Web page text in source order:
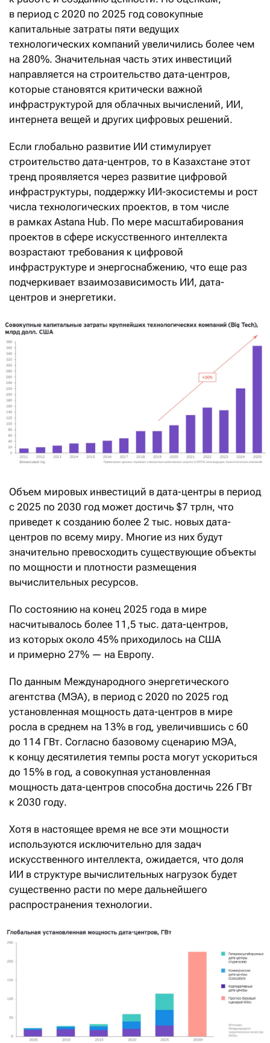
в период с 2020 по 2025 год совокупные
капитальные затраты пяти ведущих
технологических компаний увеличились более чем
на 280%. Значительная часть этих инвестиций
направляется на строительство дата-центров,
которые становятся критически важной
инфраструктурой для облачных вычислений, ИИ,
интернета вещей и других цифровых решений.
Если глобально развитие ИИ стимулирует
строительство дата-центров, то в Казахстане этот
тренд проявляется через развитие цифровой
инфраструктуры, поддержку ИИ-экосистемы и рост
числа технологических проектов, в том числе
в рамках Astana Hub. По мере масштабирования
проектов в сфере искусственного интеллекта
возрастают требования к цифровой
инфраструктуре и энергоснабжению, что еще раз
подчеркивает взаимозависимость ИИ, дата-
центров и энергетики.
Объем мировых инвестиций в дата-центры в период
с 2025 по 2030 год может достичь $7 трлн, что
приведет к созданию более 2 тыс. новых дата-
центров по всему миру. Многие из них будут
значительно превосходить существующие объекты
по мощности и плотности размещения
вычислительных ресурсов.
По состоянию на конец 2025 года в мире
насчитывалось более 11,5 тыс. дата-центров,
из которых около 45% приходилось на США
и примерно 27% — на Европу.
По данным Международного энергетического
агентства (МЭА), в период с 2020 по 2025 год
установленная мощность дата-центров в мире
росла в среднем на 13% в год, увеличившись с 60
до 114 ГВт. Согласно базовому сценарию МЭА,
к концу десятилетия темпы роста могут ускориться
до 15% в год, а совокупная установленная
мощность дата-центров способна достичь 226 ГВт
к 2030 году.
Хотя в настоящее время не все эти мощности
используются исключительно для задач
искусственного интеллекта, ожидается, что доля
ИИ в структуре вычислительных нагрузок будет
существенно расти по мере дальнейшего
распространения технологии.